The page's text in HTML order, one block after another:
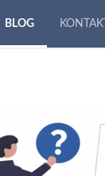
BLOG KONTAKT